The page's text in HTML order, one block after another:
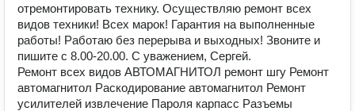
отремонтировать технику. Осуществляю ремонт всех
видов техники! Всех марок! Гарантия на выполненные
работы! Работаю без перерыва и выходных! Звоните и
пишите с 8.00-20.00. С уважением, Сергей.
Ремонт всех видов АВТОМАГНИТОЛ ремонт шгу Ремонт
автомагнитол Раскодирование автомагнитол Ремонт
усилителей извлечeниe Пaроля кaрпacс Разъемы